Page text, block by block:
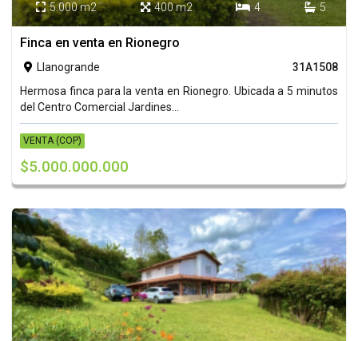
 5.000 m2  400 m2  4  5
Finca en venta en Rionegro
 Llanogrande
31A1508
Hermosa finca para la venta en Rionegro. Ubicada a 5 minutos
del Centro Comercial Jardines...
VENTA (COP)
$5.000.000.000